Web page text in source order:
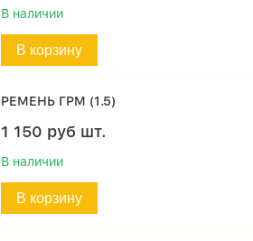
В наличии
В корзину
РЕМЕНЬ ГРМ (1.5)
1 150 руб шт.
В наличии
В корзину